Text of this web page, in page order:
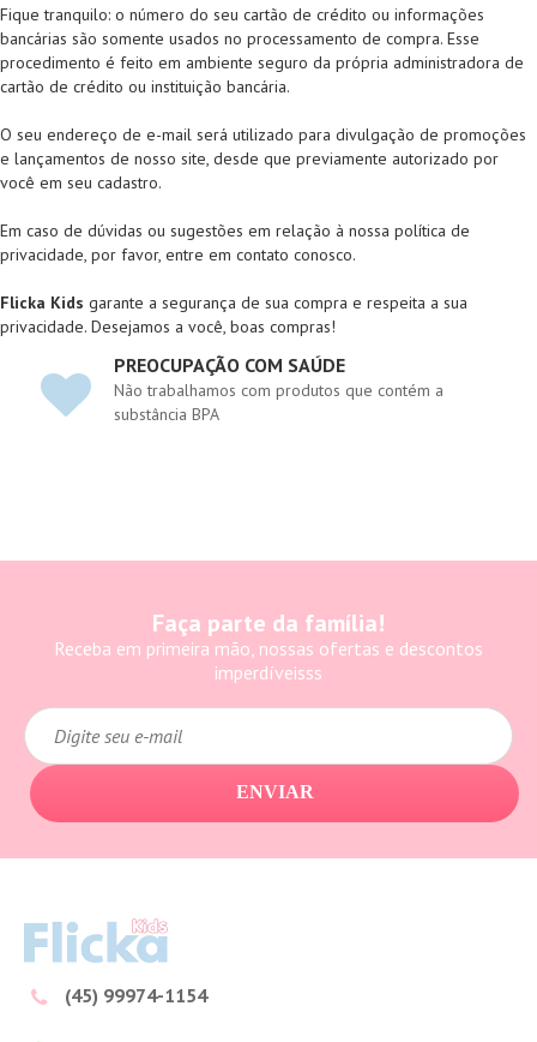
Fique tranquilo: o número do seu cartão de crédito ou informações
bancárias são somente usados no processamento de compra. Esse
procedimento é feito em ambiente seguro da própria administradora de
cartão de crédito ou instituição bancária.
O seu endereço de e-mail será utilizado para divulgação de promoções
e lançamentos de nosso site, desde que previamente autorizado por
você em seu cadastro.
Em caso de dúvidas ou sugestões em relação à nossa política de
privacidade, por favor, entre em contato conosco.
Flicka Kids garante a segurança de sua compra e respeita a sua
privacidade. Desejamos a você, boas compras!
PREOCUPAÇÃO COM SAÚDE
Não trabalhamos com produtos que contém a
substância BPA
Faça parte da família!
Receba em primeira mão, nossas ofertas e descontos
imperdíveisss
ENVIAR
(45) 99974-1154